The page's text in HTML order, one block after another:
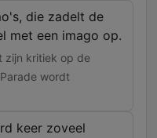
die zadelt de
met een imago op.
zijn kritiek op de
wordt
keer zoveel